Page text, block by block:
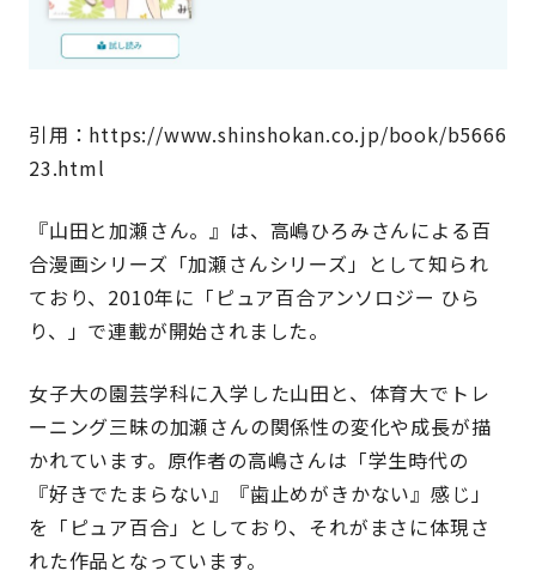
引用：https://www.shinshokan.co.jp/book/b5666
23.html
『山田と加瀬さん。』は、高嶋ひろみさんによる百
合漫画シリーズ「加瀬さんシリーズ」として知られ
ており、2010年に「ピュア百合アンソロジー ひら
り、」で連載が開始されました。
女子大の園芸学科に入学した山田と、体育大でトレ
ーニング三昧の加瀬さんの関係性の変化や成長が描
かれています。原作者の高嶋さんは「学生時代の
『好きでたまらない』『歯止めがきかない』感じ」
を「ピュア百合」としており、それがまさに体現さ
れた作品となっています。